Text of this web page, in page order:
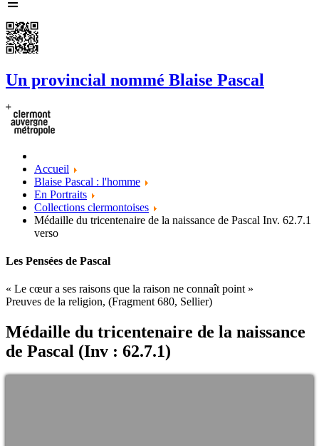
Un provincial nommé Blaise Pascal
Accueil
Blaise Pascal : l'homme
En Portraits
Collections clermontoises
Médaille du tricentenaire de la naissance de Pascal Inv. 62.7.1
verso
Les Pensées de Pascal
« Le cœur a ses raisons que la raison ne connaît point »
Preuves de la religion, (Fragment 680, Sellier)
Médaille du tricentenaire de la naissance
de Pascal (Inv : 62.7.1)